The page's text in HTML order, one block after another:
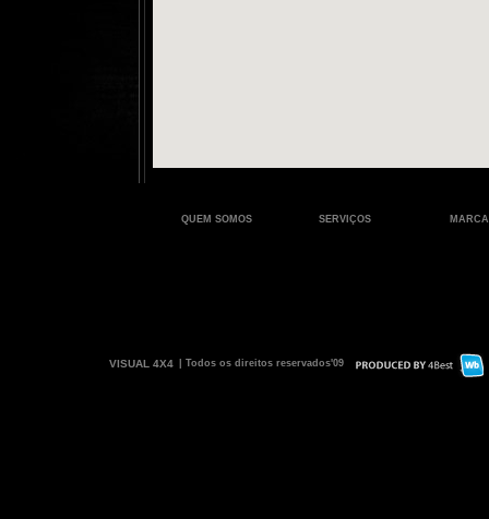
QUEM SOMOS SERVIÇOS
VISUAL 4X4 | Todos os direitos reservados'09